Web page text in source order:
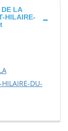
LA
HILAIRE-
DU-